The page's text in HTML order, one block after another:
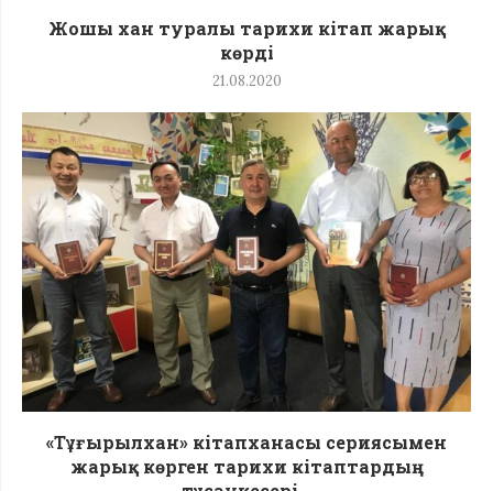
Жошы хан туралы тарихи кітап жарық
көрді
21.08.2020
«Тұғырылхан» кітапханасы сериясымен
жарық көрген тарихи кітаптардың